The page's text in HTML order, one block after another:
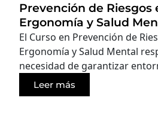
Prevención de Riesgos
Ergonomía y Salud
El Curso en Prevención de
Ergonomía y Salud Mental
necesidad de garantizar
Leer más